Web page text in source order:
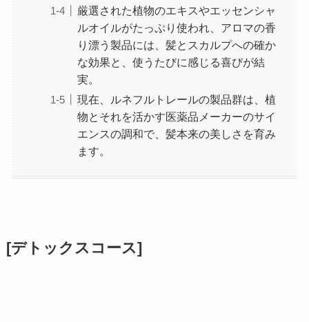
厳選された植物のエキスやエッセンシャ
ルオイルがたっぷり使われ、アロマの香
り漂う製品には、髪とスカルプへの確か
な効果と、使うたびに感じる喜びが結
実。
現在、ルネフルトレールの製品群は、植
物とそれを活かす医薬品メーカーのサイ
エンスの調和で、髪本来の美しさを育み
ます。
[デトックスコース]